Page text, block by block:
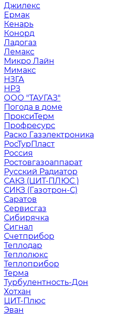
Джилекс
Ермак
Кенарь
Конорд
Ладогаз
Лемакс
Микро Лайн
Мимакс
НЗГА
НРЗ
ООО "ТАУГАЗ"
Погода в доме
ПроксиТерм
Профресурс
Раско Газэлектроника
РосТурПласт
Россия
Ростовгазоаппарат
Русский Радиатор
САКЗ (ЦИТ-ПЛЮС )
СИКЗ (Газотрон-С)
Саратов
Сервисгаз
Сибирячка
Сигнал
Счетприбор
Теплодар
Теплолюкс
Теплоприбор
Терма
Турбулентность-Дон
Хотхан
ЦИТ-Плюс
Эван